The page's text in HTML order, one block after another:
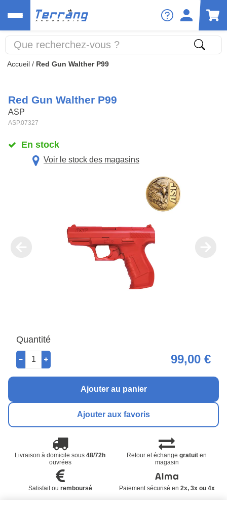
Accueil / Red Gun Walther P99
Red Gun Walther P99
ASP
ASP.07327
En stock
Voir le stock des magasins
Quantité
99,00 €
Ajouter au panier
Ajouter aux favoris
Livraison à domicile sous48/72h
ouvrées
Retour et échangegratuit en
magasin
Satisfait ou remboursé Paiement sécurisé en 2x, 3x ou 4x